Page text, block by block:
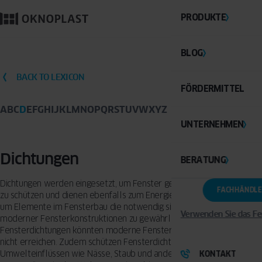
PRODUKTE
BLOG
FÖRDERMITTEL
UNTERNEHMEN
BERATUNG
Verwenden Sie das
KONTAKT
BACK TO LEXICON
ABCDEFGHIJKLMNOPQRSTUVWXYZ
Dichtungen
Dichtungen werden eingesetzt, um Fenster gegen Zugluft und Nässe
zu schützen und dienen ebenfalls zum Energiesparen. Es handelt sich
um Elemente im Fensterbau die notwendig sind, um die Effizienz
moderner Fensterkonstruktionen zu gewährleisten. Ohne
Fensterdichtungen könnten moderne Fenster die hohen Dämmwerte
nicht erreichen. Zudem schützen Fensterdichtungen vor
Umwelteinflüssen wie Nässe, Staub und anderen Stoffen die klein